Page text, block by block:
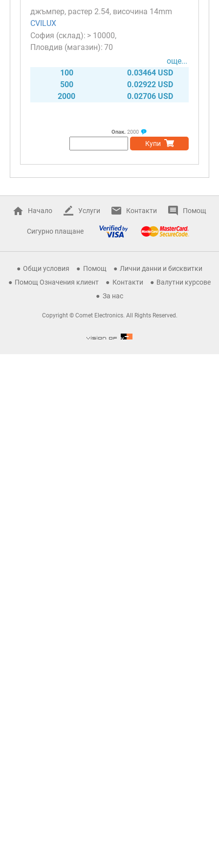
джъмпер, растер 2.54, височина 14mm
CVILUX
> 10000
70
още...
100
0.03464 USD
500
0.02922 USD
2000
0.02706 USD
Опак. 2000
Купи
Начало Услуги Контакти Помощ
Сигурно плащане
Общи условия Помощ
Лични данни и бисквитки
Помощ Означения клиент
Контакти
Валутни курсове
За нас
Copyright © Comet Electronics. All Rights Reserved.